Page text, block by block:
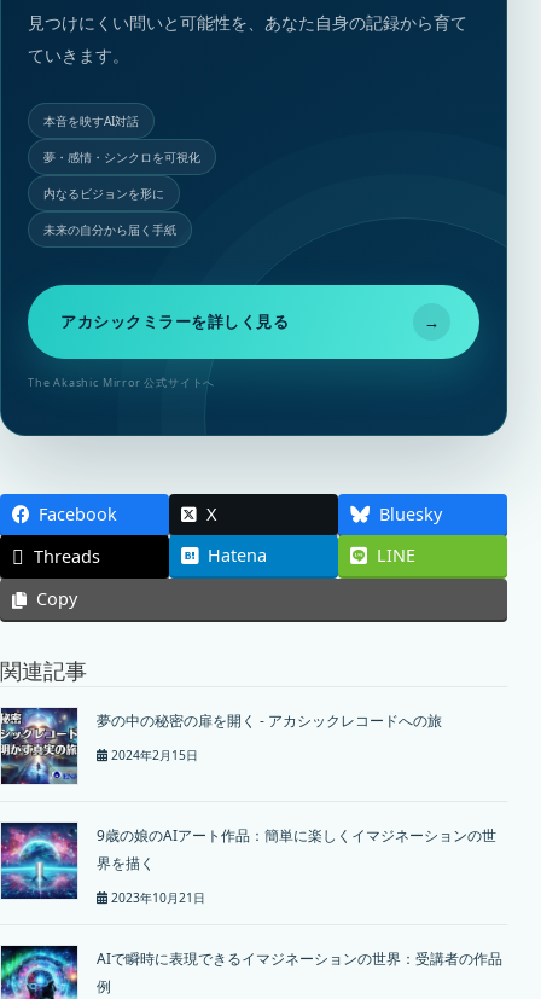
見つけにくい問いと可能性を、あなた自身の記録から育て
ていきます。
本音を映すAI対話
夢・感情・シンクロを可視化
内なるビジョンを形に
未来の自分から届く手紙
アカシックミラーを詳しく見る →
The Akashic Mirror 公式サイトへ
Facebook X
Bluesky
Threads
Hatena
LINE
Copy
関連記事
夢の中の秘密の扉を開く - アカシックレコードへの旅
2024年2月15日
9歳の娘のAIアート作品：簡単に楽しくイマジネーションの世
界を描く
2023年10月21日
AIで瞬時に表現できるイマジネーションの世界：受講者の作品
例